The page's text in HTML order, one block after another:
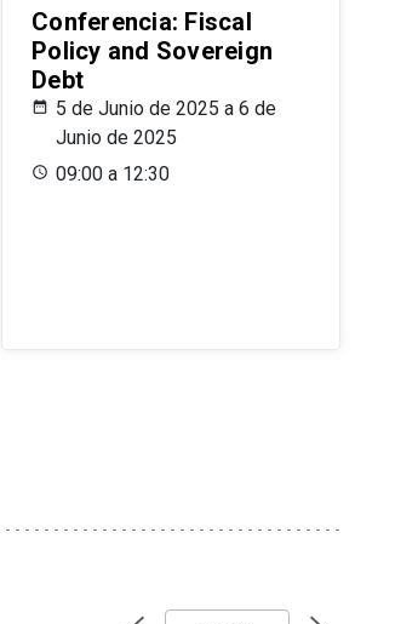
Conferencia: Fiscal
Policy and Sovereign
Debt
5 de Junio de 2025 a 6 de
Junio de 2025
09:00 a 12:30